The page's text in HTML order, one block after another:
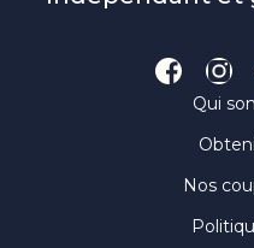
Qui
Nos